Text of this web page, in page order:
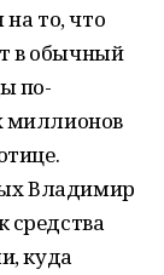
то, что
в обычный
по-
миллионов
Владимир
средства
куда